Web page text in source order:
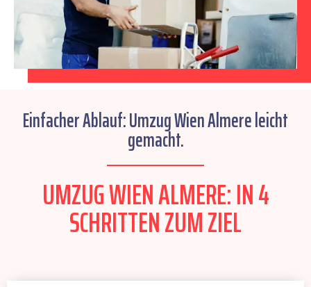
Einfacher Ablauf: Umzug Wien Almere leicht
gemacht.
UMZUG WIEN ALMERE: IN 4
SCHRITTEN ZUM ZIEL